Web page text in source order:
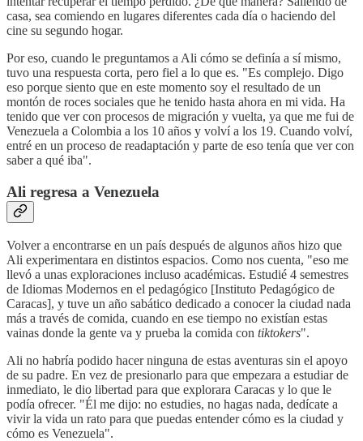
casa, sea comiendo en lugares diferentes cada día o haciendo del
cine su segundo hogar.
Por eso, cuando le preguntamos a Ali cómo se definía a sí mismo,
tuvo una respuesta corta, pero fiel a lo que es. "Es complejo. Digo
eso porque siento que en este momento soy el resultado de un
montón de roces sociales que he tenido hasta ahora en mi vida. Ha
tenido que ver con procesos de migración y vuelta, ya que me fui de
Venezuela a Colombia a los 10 años y volví a los 19. Cuando volví,
entré en un proceso de readaptación y parte de eso tenía que ver con
saber a qué iba".
Ali regresa a Venezuela
Volver a encontrarse en un país después de algunos años hizo que
Ali experimentara en distintos espacios. Como nos cuenta, "eso me
llevó a unas exploraciones incluso académicas. Estudié 4 semestres
de Idiomas Modernos en el pedagógico [Instituto Pedagógico de
Caracas], y tuve un año sabático dedicado a conocer la ciudad nada
más a través de comida, cuando en ese tiempo no existían estas
vainas donde la gente va y prueba la comida con tiktokers".
Ali no habría podido hacer ninguna de estas aventuras sin el apoyo
de su padre. En vez de presionarlo para que empezara a estudiar de
inmediato, le dio libertad para que explorara Caracas y lo que le
podía ofrecer. "Él me dijo: no estudies, no hagas nada, dedícate a
vivir la vida un rato para que puedas entender cómo es la ciudad y
cómo es Venezuela".